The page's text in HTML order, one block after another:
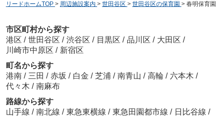
リードホームTOP > 周辺施設案内 > 世田谷区 > 世田谷区の保育園 > 春明保育園
市区町村から探す
港区 / 世田谷区 / 渋谷区 / 目黒区 / 品川区 / 大田区 /
川崎市中原区 / 新宿区
町名から探す
港南 / 三田 / 赤坂 / 白金 / 芝浦 / 南青山 / 高輪 / 六本木 /
代々木 / 南麻布
路線から探す
山手線 / 南北線 / 東急東横線 / 東急田園都市線 / 日比谷線 /